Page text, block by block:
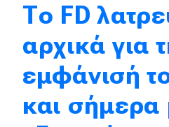
Δοκιμή
Αποστολή
Συγκρίνουμε
Το FD
αρχικά για
εμφάνισή
και σήμερα